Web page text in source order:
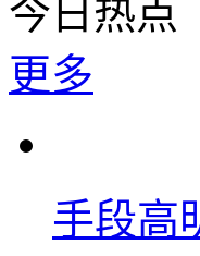
今日热点
更多
手段高